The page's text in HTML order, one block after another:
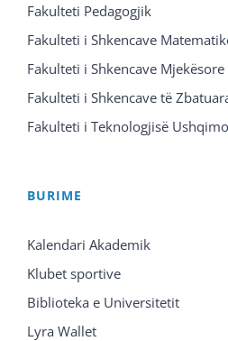
Fakulteti Pedagogjik
Fakulteti i Shkencave
Fakulteti i Shkencave Mjekësore
Fakulteti i Shkencave të
Fakulteti i Teknologjisë
BURIME
Kalendari Akademik
Klubet sportive
Biblioteka e Universitetit
Lyra Wallet